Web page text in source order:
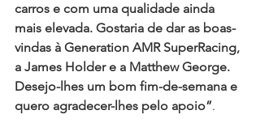
carros e com uma qualidade ainda
mais elevada. Gostaria de dar as boas-
vindas à Generation AMR SuperRacing,
a James Holder e a Matthew George.
Desejo-lhes um bom fim-de-semana e
quero agradecer-lhes pelo apoio”.